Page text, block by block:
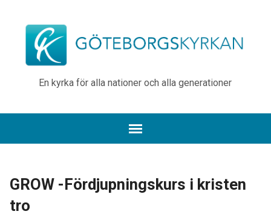
En kyrka för alla nationer och alla generationer
GROW -Fördjupningskurs i kristen
tro